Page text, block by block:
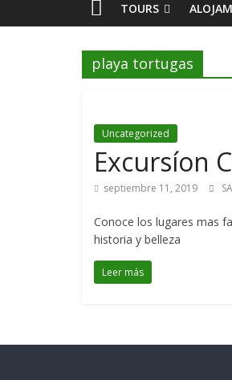
TOURS
playa tortugas
Uncategorized
Excursíon
septiembre 11, 2019
Conoce los lugares mas
historia y belleza
Leer más